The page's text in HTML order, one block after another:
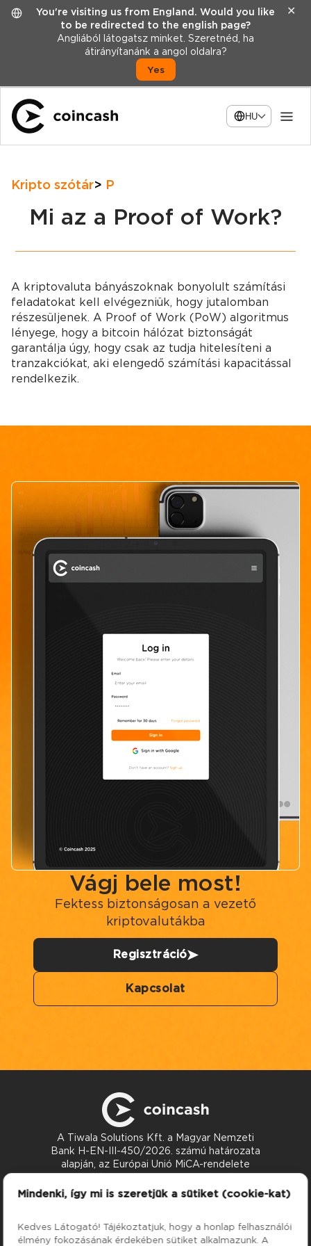
You're visiting us from England. Would you like
to be redirected to the english page?
Angliából látogatsz minket. Szeretnéd, ha
átirányítanánk a angol oldalra?
Yes
✕
HU
Kripto szótár P
Mi az a Proof of Work?
A kriptovaluta bányászoknak bonyolult számítási
feladatokat kell elvégezniük, hogy jutalomban
részesüljenek. A Proof of Work (PoW) algoritmus
lényege, hogy a bitcoin hálózat biztonságát
garantálja úgy, hogy csak az tudja hitelesíteni a
tranzakciókat, aki elengedő számítási kapacitással
rendelkezik.
Vágj bele most!
Fektess biztonságosan a vezető
kriptovalutákba
Regisztráció
Kapcsolat
A Tiwala Solutions Kft. a Magyar Nemzeti
Bank H-EN-III-450/2026. számú határozata
alapján, az Európai Unió MiCA-rendelete
szerint nyújt kriptoeszköz-szolgáltatásokat.
Kapcsolat
Szolgáltatások Cég
Mindenki, így mi is szeretjük a sütiket (cookie-kat)
Kedves Látogató! Tájékoztatjuk, hogy a honlap felhasználói
élmény fokozásának érdekében sütiket alkalmazunk. A